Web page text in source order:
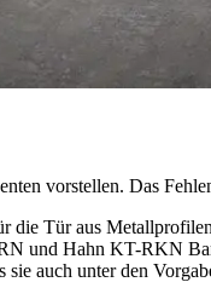
vorstellen. Das
die Tür aus
und Hahn KT-RKN
auch unter den